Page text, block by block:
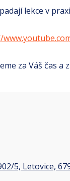
lekce v
za Váš čas a
5, Letovice,